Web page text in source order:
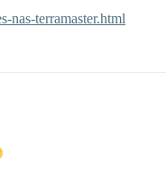
nas-terramaster.html